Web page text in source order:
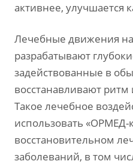
активнее, улучшается
Лечебные движения
разрабатывают
задействованные в
восстанавливают
Такое лечебное
использовать «ОРМЕД-
восстановительном
заболеваний, в том